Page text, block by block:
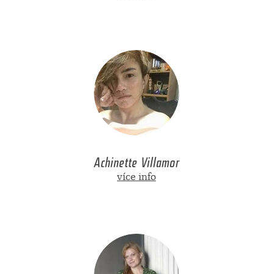
Achinette Villamor
více info